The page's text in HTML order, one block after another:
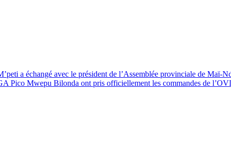
a échangé avec le président de l’Assemblée provinciale de Maï-
Pico Mwepu Bilonda ont pris officiellement les commandes de